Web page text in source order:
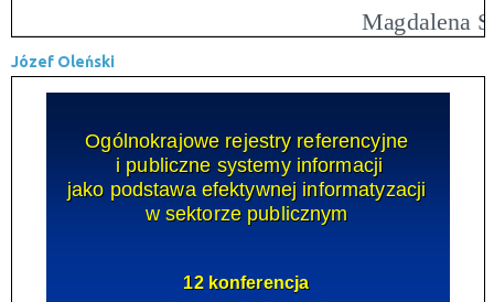
Józef Oleński